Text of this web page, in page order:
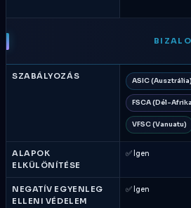
SZABÁLYOZÁS ASIC (Ausztrália)
FSCA (Dél-
VFSC (Vanuatu)
ALAPOK
ELKÜLÖNÍTÉSE
✅ Igen
NEGATÍV EGYENLEG
ELLENI VÉDELEM
✅ Igen